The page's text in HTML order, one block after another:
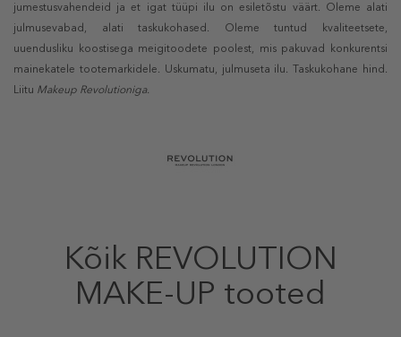
jumestusvahendeid ja et igat tüüpi ilu on esiletõstu väärt. Oleme alati
julmusevabad, alati taskukohased. Oleme tuntud kvaliteetsete,
uuendusliku koostisega meigitoodete poolest, mis pakuvad konkurentsi
mainekatele tootemarkidele. Uskumatu, julmuseta ilu. Taskukohane hind.
Liitu Makeup Revolutioniga.
Kõik REVOLUTION
MAKE-UP tooted